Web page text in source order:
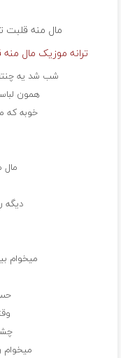
مال منه قلبت
ترانه موزیک مال
شب شد یه
همون
خوبه که
مال
دیگه
میخوام
میخوام